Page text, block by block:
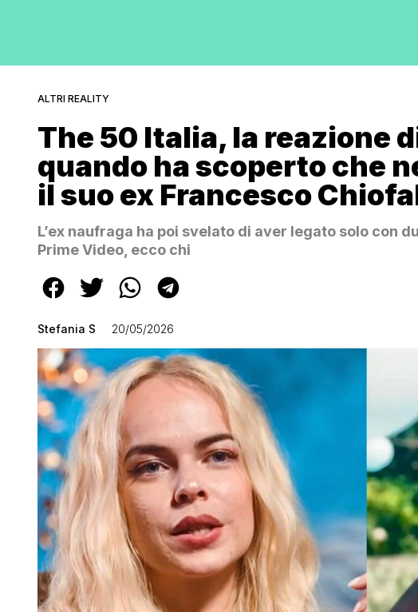
ALTRI REALITY
The 50 Italia, la reazione
quando ha scoperto che
il suo ex Francesco
L’ex naufraga ha poi svelato di aver legato solo con
Prime Video, ecco chi
Stefania S 20/05/2026